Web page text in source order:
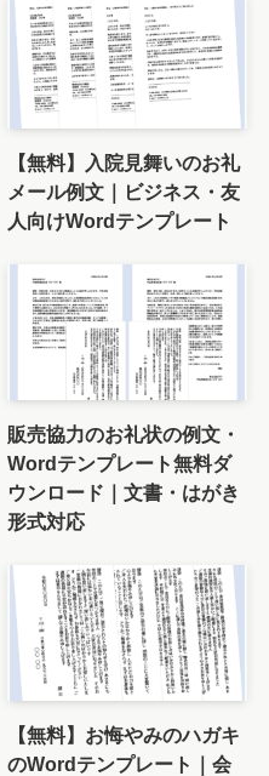
【無料】入院見舞いのお礼
メール例文｜ビジネス・友
人向けWordテンプレート
販売協力のお礼状の例文・
Wordテンプレート無料ダ
ウンロード｜文書・はがき
形式対応
【無料】お悔やみのハガキ
のWordテンプレート｜会